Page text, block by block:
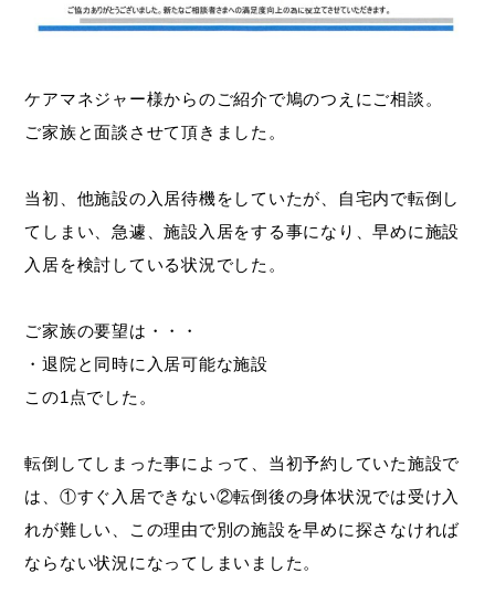
ケアマネジャー様からのご紹介で鳩のつえにご相談。
ご家族と面談させて頂きました。
当初、他施設の入居待機をしていたが、自宅内で転倒し
てしまい、急遽、施設入居をする事になり、早めに施設
入居を検討している状況でした。
ご家族の要望は・・・
・退院と同時に入居可能な施設
この1点でした。
転倒してしまった事によって、当初予約していた施設で
は、①すぐ入居できない②転倒後の身体状況では受け入
れが難しい、この理由で別の施設を早めに探さなければ
ならない状況になってしまいました。